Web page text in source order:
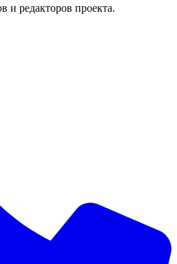
и редакторов проекта.